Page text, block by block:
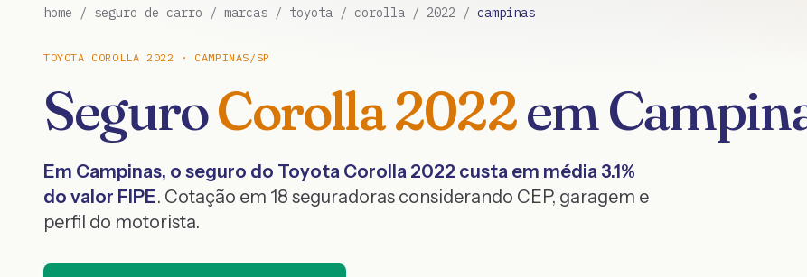
home / seguro de carro / marcas / toyota / corolla / 2022 / campinas
TOYOTA COROLLA 2022 · CAMPINAS /SP
SeguroCorolla2022em
Em Campinas, o seguro do Toyota Corolla 2022 custa em média 3.1%
do valor FIPE. Cotação em 18 seguradoras considerando CEP, garagem e
perfil do motorista.